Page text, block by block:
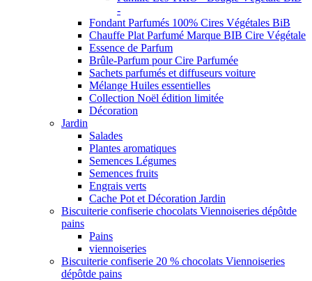
-
Fondant Parfumés 100% Cires Végétales BiB
Chauffe Plat Parfumé Marque BIB Cire Végétale
Essence de Parfum
Brûle-Parfum pour Cire Parfumée
Sachets parfumés et diffuseurs voiture
Mélange Huiles essentielles
Collection Noël édition limitée
Décoration
Jardin
Salades
Plantes aromatiques
Semences Légumes
Semences fruits
Engrais verts
Cache Pot et Décoration Jardin
Biscuiterie confiserie chocolats Viennoiseries dépôtde
pains
Pains
viennoiseries
Biscuiterie confiserie 20 % chocolats Viennoiseries
dépôtde pains